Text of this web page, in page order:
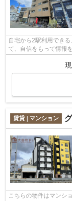
自宅から2駅利用でき
て、自信をもって情報
賃貸 | マンション
こちらの物件はマンシ